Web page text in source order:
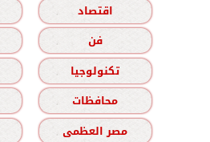
اقتصاد
فن
تكنولوجيا
محافظات
مصر العظمى